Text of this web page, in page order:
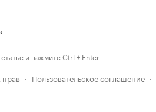
и нажмите Ctrl + Enter
· Пользовательское соглашение ·